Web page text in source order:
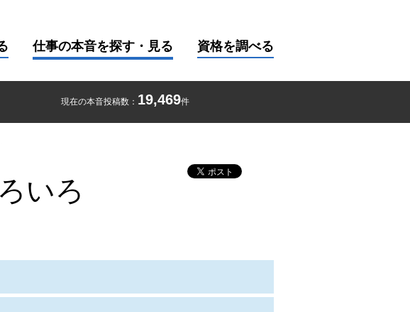
仕事の本音を探す・見る 資格を調べる
現在の本音投稿数： 19,469件
いろ